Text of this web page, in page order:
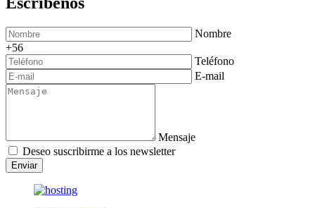
Nombre
+56
Teléfono
E-mail
Mensaje
Deseo suscribirme a los newsletter
Enviar